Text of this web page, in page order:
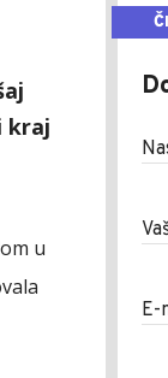
kraj
u
E-